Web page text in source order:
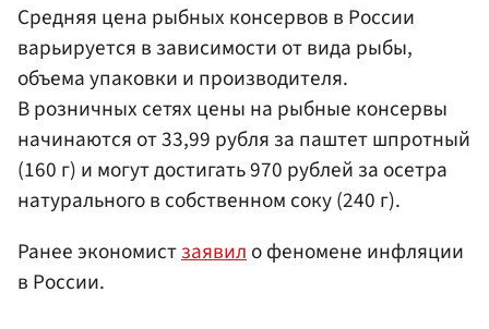
Средняя цена рыбных консервов в России
варьируется в зависимости от вида рыбы,
объема упаковки и производителя.
В розничных сетях цены на рыбные консервы
начинаются от 33,99 рубля за паштет шпротный
(160 г) и могут достигать 970 рублей за осетра
натурального в собственном соку (240 г).
Ранее экономистзаявило феномене инфляции
в России.